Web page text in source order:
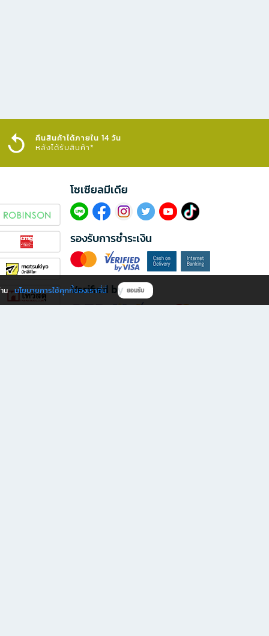
คืนสินค้าได้ภายใน 14 วัน
หลังได้รับสินค้า*
โซเซียลมีเดีย​
รองรับการชำระเงิน
Verified by
น นโยบายการใช้คุกกี้ของเราที่นี่ ยอมรับ